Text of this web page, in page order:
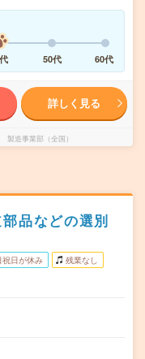
50代 60代
詳しく見る
造事業部（全国）
品などの選別
祝日が休み 残業なし